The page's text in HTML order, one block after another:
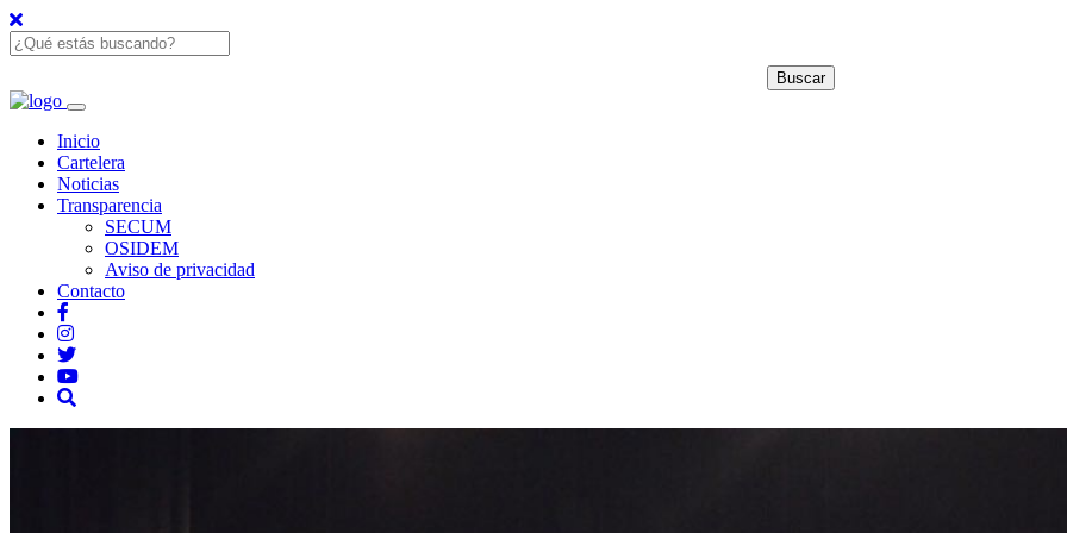
Inicio
Cartelera
Noticias
Transparencia
SECUM
OSIDEM
Aviso de privacidad
Contacto